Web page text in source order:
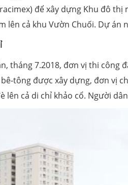
để xây dựng Khu đô
lên cả khu Vườn Chuối. Dự án
tháng 7.2018, đơn vị thi công
tông được xây dựng, đơn vị
lên cả di chỉ khảo cổ. Người